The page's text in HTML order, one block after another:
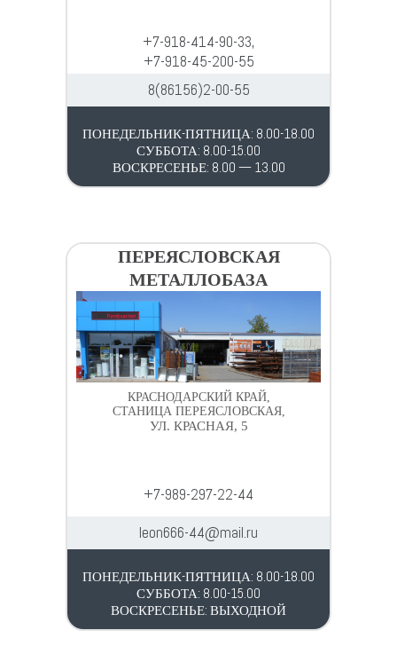
+7-918-414-90-33,
+7-918-45-200-55
8(86156)2-00-55
ПОНЕДЕЛЬНИК-ПЯТНИЦА: 8.00-18.00
СУББОТА: 8.00-15.00
ВОСКРЕСЕНЬЕ: 8.00 — 13.00
ПЕРЕЯСЛОВСКАЯ
МЕТАЛЛОБАЗА
КРАСНОДАРСКИЙ КРАЙ,
СТАНИЦА ПЕРЕЯСЛОВСКАЯ,
УЛ. КРАСНАЯ, 5
+7-989-297-22-44
leon666-44@mail.ru
ПОНЕДЕЛЬНИК-ПЯТНИЦА: 8.00-18.00
СУББОТА: 8.00-15.00
ВОСКРЕСЕНЬЕ: ВЫХОДНОЙ